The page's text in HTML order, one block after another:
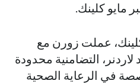
مايو كلينك.
عملت زورن مع
التضامنية محدودة
في الرعاية الصحية